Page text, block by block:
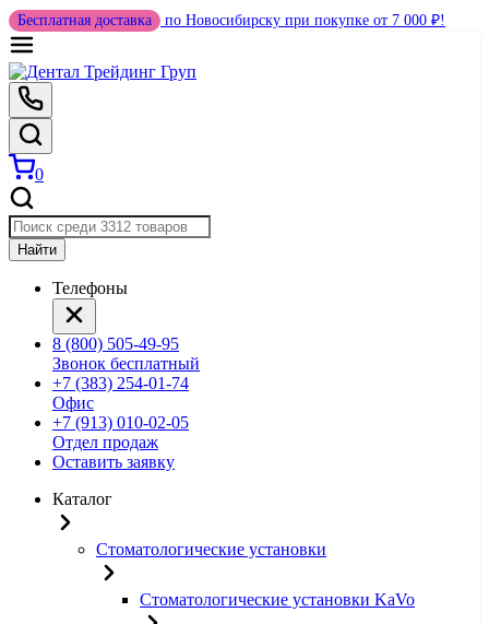
Бесплатная доставка по Новосибирску при покупке от 7 000 ₽!
0
Найти
Телефоны
8 (800) 505-49-95
Звонок бесплатный
+7 (383) 254-01-74
Офис
+7 (913) 010-02-05
Отдел продаж
Оставить заявку
Каталог
Стоматологические установки
Стоматологические установки KaVo